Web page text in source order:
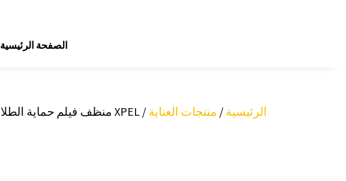
الصفحة الرئيسية
الرئيسية / منتجات العناية / XPEL منظف فيلم حماية الطلاء (473 مل)